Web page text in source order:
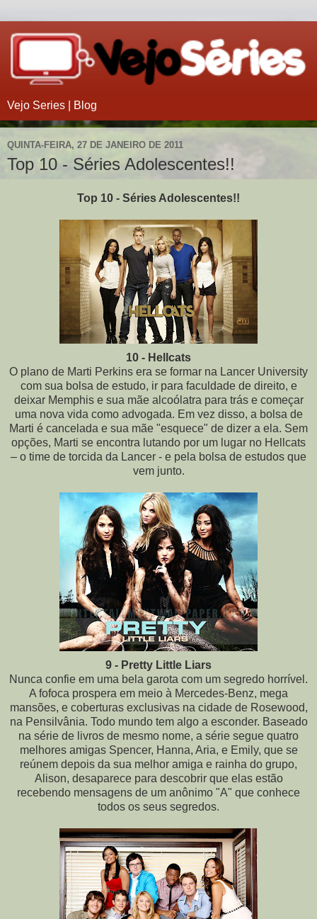
Vejo Series | Blog
QUINTA-FEIRA, 27 DE JANEIRO DE 2011
Top 10 - Séries Adolescentes!!
Top 10 - Séries Adolescentes!!
10 - Hellcats
O plano de Marti Perkins era se formar na Lancer University
com sua bolsa de estudo, ir para faculdade de direito, e
deixar Memphis e sua mãe alcoólatra para trás e começar
uma nova vida como advogada. Em vez disso, a bolsa de
Marti é cancelada e sua mãe "esquece" de dizer a ela. Sem
opções, Marti se encontra lutando por um lugar no Hellcats
– o time de torcida da Lancer - e pela bolsa de estudos que
vem junto.
9 - Pretty Little Liars
Nunca confie em uma bela garota com um segredo horrível.
A fofoca prospera em meio à Mercedes-Benz, mega
mansões, e coberturas exclusivas na cidade de Rosewood,
na Pensilvânia. Todo mundo tem algo a esconder. Baseado
na série de livros de mesmo nome, a série segue quatro
melhores amigas Spencer, Hanna, Aria, e Emily, que se
reúnem depois da sua melhor amiga e rainha do grupo,
Alison, desaparece para descobrir que elas estão
recebendo mensagens de um anônimo "A" que conhece
todos os seus segredos.